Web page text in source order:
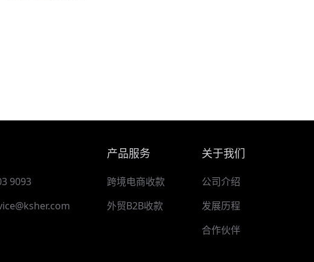
9093
产品服务
跨境电商收款
外贸B2B收款
关于我们
公司介绍
发展历程
合作伙伴